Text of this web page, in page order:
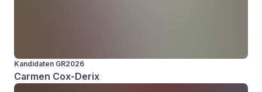
Kandidaten GR2026
Carmen Cox-Derix